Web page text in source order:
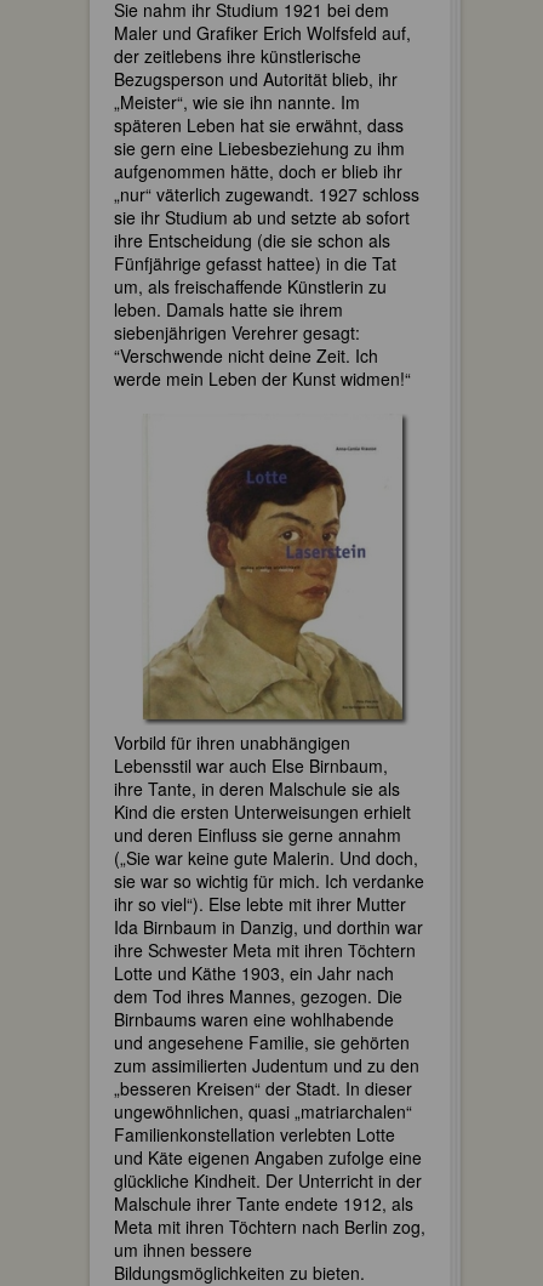
Sie nahm ihr Studium 1921 bei dem
Maler und Grafiker Erich Wolfsfeld auf,
der zeitlebens ihre künstlerische
Bezugsperson und Autorität blieb, ihr
„Meister“, wie sie ihn nannte. Im
späteren Leben hat sie erwähnt, dass
sie gern eine Liebesbeziehung zu ihm
aufgenommen hätte, doch er blieb ihr
„nur“ väterlich zugewandt. 1927 schloss
sie ihr Studium ab und setzte ab sofort
ihre Entscheidung (die sie schon als
Fünfjährige gefasst hattee) in die Tat
um, als freischaffende Künstlerin zu
leben. Damals hatte sie ihrem
siebenjährigen Verehrer gesagt:
“Verschwende nicht deine Zeit. Ich
werde mein Leben der Kunst widmen!“
Vorbild für ihren unabhängigen
Lebensstil war auch Else Birnbaum,
ihre Tante, in deren Malschule sie als
Kind die ersten Unterweisungen erhielt
und deren Einfluss sie gerne annahm
(„Sie war keine gute Malerin. Und doch,
sie war so wichtig für mich. Ich verdanke
ihr so viel“). Else lebte mit ihrer Mutter
Ida Birnbaum in Danzig, und dorthin war
ihre Schwester Meta mit ihren Töchtern
Lotte und Käthe 1903, ein Jahr nach
dem Tod ihres Mannes, gezogen. Die
Birnbaums waren eine wohlhabende
und angesehene Familie, sie gehörten
zum assimilierten Judentum und zu den
„besseren Kreisen“ der Stadt. In dieser
ungewöhnlichen, quasi „matriarchalen“
Familienkonstellation verlebten Lotte
und Käte eigenen Angaben zufolge eine
glückliche Kindheit. Der Unterricht in der
Malschule ihrer Tante endete 1912, als
Meta mit ihren Töchtern nach Berlin zog,
um ihnen bessere
Bildungsmöglichkeiten zu bieten.